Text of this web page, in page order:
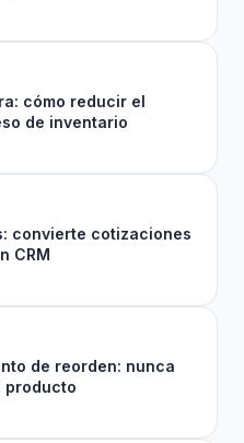
cómo reducir el
de inventario
convierte cotizaciones
CRM
de reorden: nunca
producto